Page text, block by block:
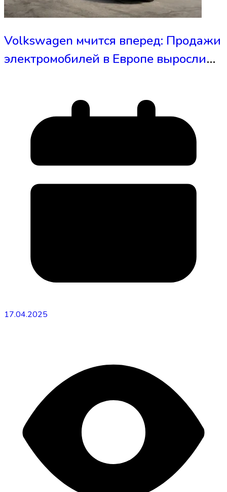
Volkswagen мчится вперед: Продажи
электромобилей в Европе выросли
17.04.2025